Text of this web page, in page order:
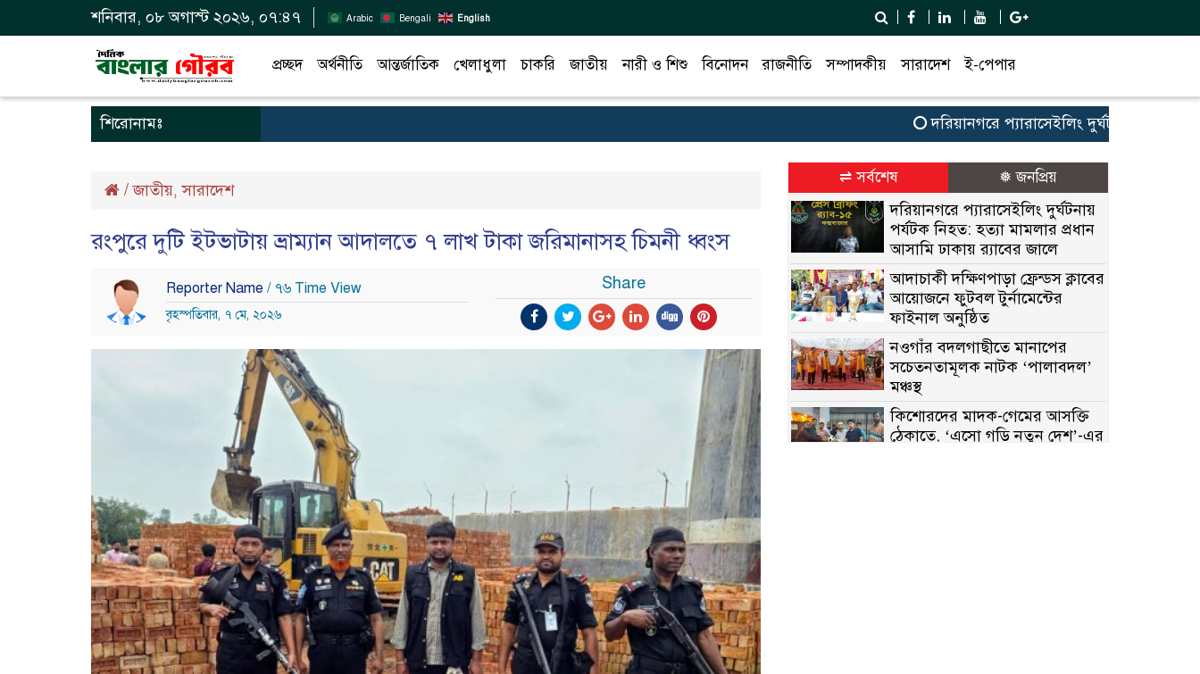
শনিবার, ০৮ অগাস্ট ২০২৬, ০৭:৪৭ Arabic Bengali English
প্রচ্ছদ অর্থনীতি আন্তর্জাতিক খেলাধুলা চাকরি জাতীয় নারী ও শিশু বিনোদন রাজনীতি সম্পাদকীয় সারাদেশ ই-পেপার
শিরোনামঃ দরিয়ানগরে প্যারাসেইলিং দুর্ঘটনায় পর্যটক
/জাতীয়,সারাদেশ
রংপুরে দুটি ইটভাটায় ভ্রাম্যান আদালতে ৭ লাখ টাকা জরিমানাসহ চিমনী ধ্বংস
Reporter Name / ৭৬ Time View
বৃহস্পতিবার, ৭ মে, ২০২৬
Share
⇌ সর্বশেষ ❅ জনপ্রিয়
দরিয়ানগরে প্যারাসেইলিং দুর্ঘটনায়
পর্যটক নিহত: হত্যা মামলার প্রধান
আসামি ঢাকায় র‌্যাবের জালে
আদাচাকী দক্ষিণপাড়া ফ্রেন্ডস ক্লাবের
আয়োজনে ফুটবল টুর্নামেন্টের
ফাইনাল অনুষ্ঠিত
নওগাঁর বদলগাছীতে মানাপের
সচেতনতামূলক নাটক ‘পালাবদল’
মঞ্চস্থ
কিশোরদের মাদক-গেমের আসক্তি
ঠেকাতে, ‘এসো গড়ি নতুন দেশ’-এর